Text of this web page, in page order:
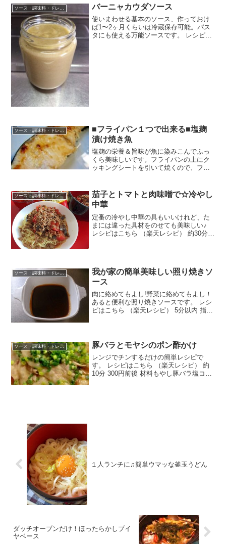
辛子玉ねぎのみじん切り鶏ひき肉(又は一
口大に切っ...
ソース・調味料・ドレッシング バーニャカウダソース
使いまわせる基本のソース、作っておけ
ば1〜2ヶ月くらいは冷蔵保存可能。パス
タにも使える万能ソースです。 レシピは
■フライパン１つで出来る■塩麹
漬け焼き魚
塩麹の栄養＆旨味が魚に染みこんでふっ
くら美味しいです。フライパンの上にク
ッキングシートを引いて焼くので、フラ
約15分 300円前後 材料切り身魚塩麹みん
なのレビュ...
ソース・調味料・ドレッシング
茄子とトマトと肉味噌で☆冷やし
中華
定番の冷やし中華の具もいいけれど、た
まには違った具材をのせても美味しい♪
レシピはこちら （楽天レシピ） 約30分
ソース・調味料・ドレッシング
我が家の簡単美味しい照り焼きソ
ース
肉に絡めてもよし!野菜に絡めてもよし！
あると便利な照り焼きソースです。 レシ
ピはこちら （楽天レシピ） 5分以内 指定
ソース・調味料・ドレッシング 豚バラとモヤシのポン酢かけ
レンジでチンするだけの簡単レシピで
す。 レシピはこちら （楽天レシピ） 約
10分 300円前後 材料もやし豚バラ塩コシ
１人ランチに♫簡単ウマッな釜玉うどん
ダッチオーブンだけ！ほったらかしブイ
ヤベース